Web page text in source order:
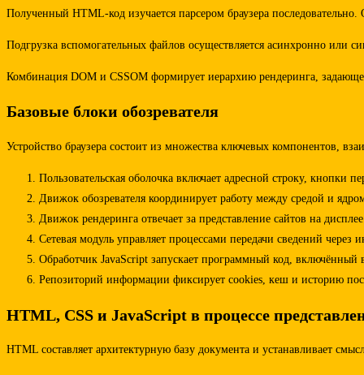
Полученный HTML-код изучается парсером браузера
Подгрузка вспомогательных файлов осуществляется асинхронно или
Комбинация DOM и CSSOM формирует иерархию рендеринга,
Базовые блоки обозревателя
Устройство браузера состоит из множества ключевых компонентов,
Пользовательская оболочка включает адресной строку, кнопки
Движок обозревателя координирует работу между средой и
Движок рендеринга отвечает за представление сайтов на
Сетевая модуль управляет процессами передачи сведений через
Обработчик JavaScript запускает программный код,
Репозиторий информации фиксирует cookies, кеш и историю
HTML, CSS и JavaScript в процессе
HTML составляет архитектурную базу документа и устанавливает